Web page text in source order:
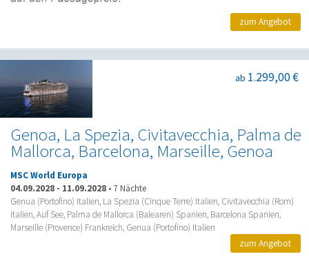
zum Angebot
Genoa, La Spezia, Civitavecchia, Palma de
Mallorca, Barcelona, Marseille, Genoa
ab 1.299,00 €
MSC World Europa
04.09.2028 - 11.09.2028 • 7 Nächte
Genua (Portofino) Italien, La Spezia (Cinque Terre) Italien, Civitavecchia (Rom)
Italien, Auf See, Palma de Mallorca (Balearen) Spanien, Barcelona Spanien,
Marseille (Provence) Frankreich, Genua (Portofino) Italien
zum Angebot